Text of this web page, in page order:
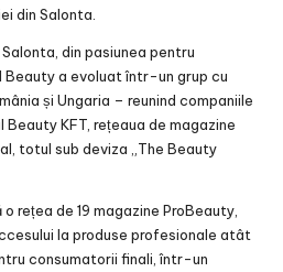
din Salonta.
din pasiunea pentru
Beauty a evoluat într-un grup cu
și Ungaria – reunind companiile
KFT, rețeaua de magazine
totul sub deviza „The Beauty
rețea de 19 magazine ProBeauty,
la produse profesionale atât
consumatorii finali, într-un